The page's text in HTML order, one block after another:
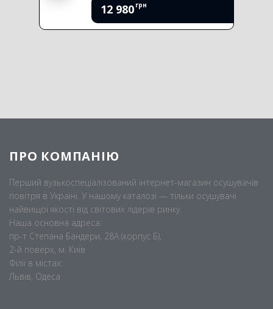
12 980 грн
ПРО КОМПАНІЮ
Перший вузькоспеціалізований інтернет-магазин осушувачів
повітря в Україні. У нашому каталозі — тільки осушувачі
найвищої якості від світових лідерів ринку.
Наша основна адреса:
пр-т Степана Бандери, 28А (корпус Б),
2-й поверх, м. Київ
Філії в містах:
Львів, Одеса